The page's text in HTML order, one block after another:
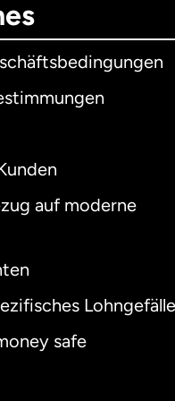
auf moderne
Lohngefälle
safe